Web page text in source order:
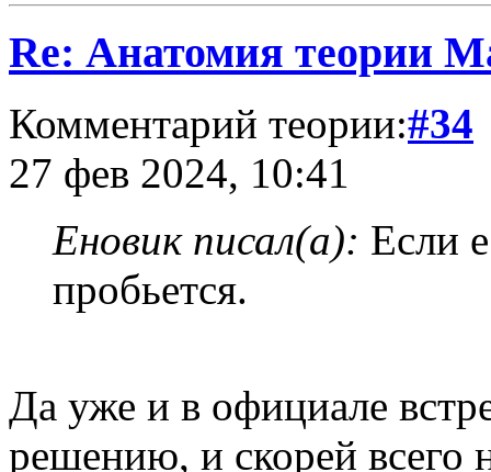
Re: Анатомия теории
Комментарий теории:#34
27 фев 2024, 10:41
Еновик писал(а): Если
пробьется.
Да уже и в официале
решению, и скорей всего